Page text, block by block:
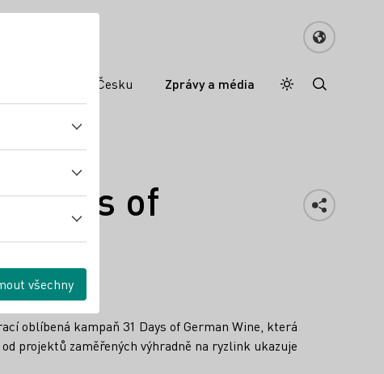
Německé víno v Česku Zprávy a média Denní režim
Darkmode
of
oblíbená kampaň 31 Days of German Wine, která
projektů zaměřených výhradně na ryzlink ukazuje
všechny